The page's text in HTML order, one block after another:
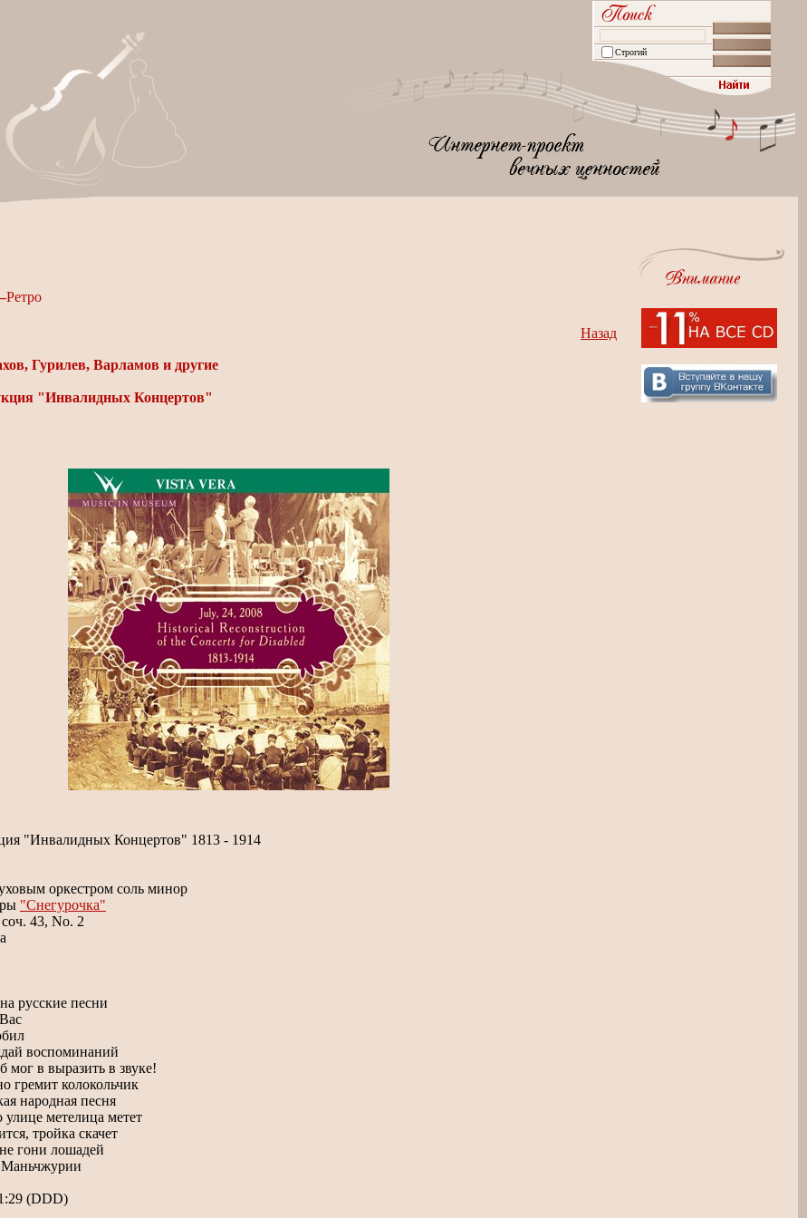
Строгий
–Ретро
Назад
Гурилев, Варламов и другие
"Инвалидных Концертов"
"Инвалидных Концертов" 1813 - 1914
оркестром соль минор
"Cнегурочка"
43, No. 2
русские песни
воспоминаний
в выразить в звуке!
гремит колокольчик
народная песня
метелица метет
тройка скачет
гони лошадей
(DDD)